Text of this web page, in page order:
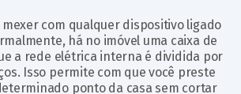
mexer com qualquer dispositivo ligado
há no imóvel uma caixa de
a rede elétrica interna é dividida por
Isso permite com que você preste
ponto da casa sem cortar